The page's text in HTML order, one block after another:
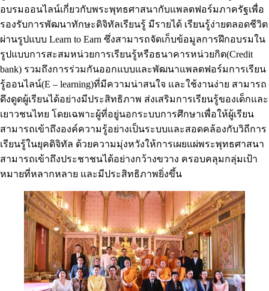
อบรมออนไลน์เกี่ยวกับพระพุทธศาสนากับแพลตฟอร์มภาครัฐเพื่อ
รองรับการพัฒนาทักษะดิจิทัลเรียนรู้ มีรายได้ เรียนรู้ง่ายตลอดชีวิต
ผ่านรูปแบบ Learn to Earn ซึ่งสามารถจัดเก็บข้อมูลการฝึกอบรมใน
รูปแบบการสะสมหน่วยการเรียนรู้หรือธนาคารหน่วยกิต(Credit
bank) รวมถึงการร่วมกันออกแบบและพัฒนาแพลตฟอร์มการเรียน
รู้ออนไลน์(E – learning)ที่มีความน่าสนใจ และใช้งานง่าย สามารถ
ดึงดูดผู้เรียนได้อย่างมีประสิทธิภาพ ส่งเสริมการเรียนรู้ของเด็กและ
เยาวชนไทย โดยเฉพาะผู้ที่อยู่นอกระบบการศึกษาเพื่อให้ผู้เรียน
สามารถเข้าถึงองค์ความรู้อย่างเป็นระบบและสอดคล้องกับวิถีการ
เรียนรู้ในยุคดิจิทัล ด้วยความมุ่งหวังให้การเผยแผ่พระพุทธศาสนา
สามารถเข้าถึงประชาชนได้อย่างกว้างขวาง ครอบคลุมกลุ่มเป้า
หมายที่หลากหลาย และมีประสิทธิภาพยิ่งขึ้น